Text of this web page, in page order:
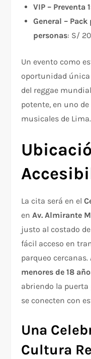
VIP – Preventa 1
General –
personas: S/
Un evento como
oportunidad única
del reggae
potente, en uno
musicales de Lima.
La cita será en el
enAv. Almirante
justo al costado
fácil acceso en
parqueo cercanas.
menores de 18
abriendo la puerta
se conecten con
Una
Cultura